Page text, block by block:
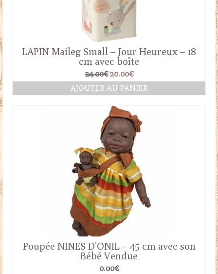
LAPIN Maileg Small – Jour Heureux – 18
cm avec boîte
24.00€ Le
prix
initial
24.00€.
20.00€Le
prix
actuel
AJOUTER AU PANIER
Poupée NINES D’ONIL – 45 cm avec son
Bébé Vendue
0.00€